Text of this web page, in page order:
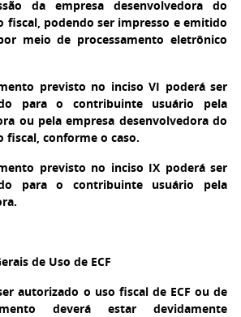
da empresa desenvolvedora do
fiscal, podendo ser impresso e emitido
meio de processamento eletrônico
previsto no inciso VI poderá ser
para o contribuinte usuário pela
ou pela empresa desenvolvedora do
fiscal, conforme o caso.
previsto no inciso IX poderá ser
para o contribuinte usuário pela
de Uso de ECF
autorizado o uso fiscal de ECF ou de
deverá estar devidamente